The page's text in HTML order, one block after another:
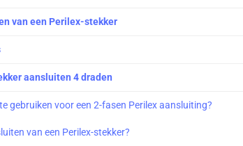
van een Perilex-stekker
aansluiten 4 draden
gebruiken voor een 2-fasen Perilex aansluiting?
van een Perilex-stekker?